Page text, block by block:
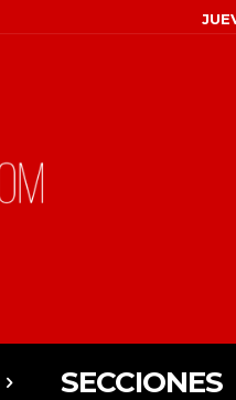
SECCIONES